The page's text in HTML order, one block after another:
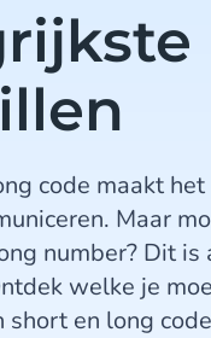
code maakt
Maar
number? Dit
welke je
en long